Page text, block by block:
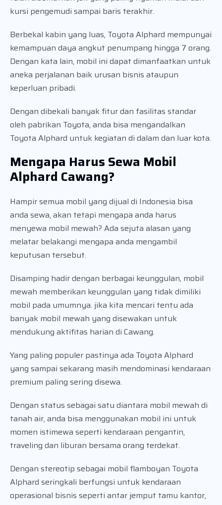
kursi pengemudi sampai baris terakhir.
Berbekal kabin yang luas, Toyota Alphard mempunyai
kemampuan daya angkut penumpang hingga 7 orang.
Dengan kata lain, mobil ini dapat dimanfaatkan untuk
aneka perjalanan baik urusan bisnis ataupun
keperluan pribadi.
Dengan dibekali banyak fitur dan fasilitas standar
oleh pabrikan Toyota, anda bisa mengandalkan
Toyota Alphard untuk kegiatan di dalam dan luar kota.
Mengapa Harus Sewa Mobil
Alphard Cawang?
Hampir semua mobil yang dijual di Indonesia bisa
anda sewa, akan tetapi mengapa anda harus
menyewa mobil mewah? Ada sejuta alasan yang
melatar belakangi mengapa anda mengambil
keputusan tersebut.
Disamping hadir dengan berbagai keunggulan, mobil
mewah memberikan keunggulan yang tidak dimiliki
mobil pada umumnya. jika kita mencari tentu ada
banyak mobil mewah yang disewakan untuk
mendukung aktifitas harian di Cawang.
Yang paling populer pastinya ada Toyota Alphard
yang sampai sekarang masih mendominasi kendaraan
premium paling sering disewa.
Dengan status sebagai satu diantara mobil mewah di
tanah air, anda bisa menggunakan mobil ini untuk
momen istimewa seperti kendaraan pengantin,
traveling dan liburan bersama orang terdekat.
Dengan stereotip sebagai mobil flamboyan Toyota
Alphard seringkali berfungsi untuk kendaraan
operasional bisnis seperti antar jemput tamu kantor,